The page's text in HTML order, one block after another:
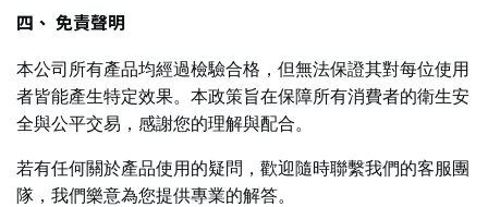
四、 免責聲明
本公司所有產品均經過檢驗合格，但無法保證其對每位使用
者皆能產生特定效果。本政策旨在保障所有消費者的衛生安
全與公平交易，感謝您的理解與配合。
若有任何關於產品使用的疑問，歡迎隨時聯繫我們的客服團
隊，我們樂意為您提供專業的解答。